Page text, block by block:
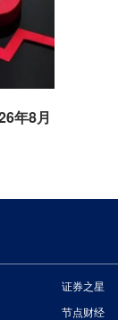
年8月
证券之星
节点财经